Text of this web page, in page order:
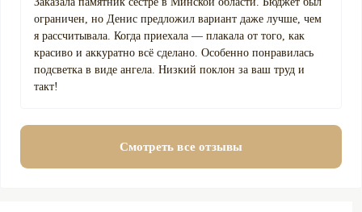
ограничен, но Денис предложил вариант даже лучше, чем
я рассчитывала. Когда приехала — плакала от того, как
красиво и аккуратно всё сделано. Особенно понравилась
подсветка в виде ангела. Низкий поклон за ваш труд и
такт!
Смотреть все отзывы